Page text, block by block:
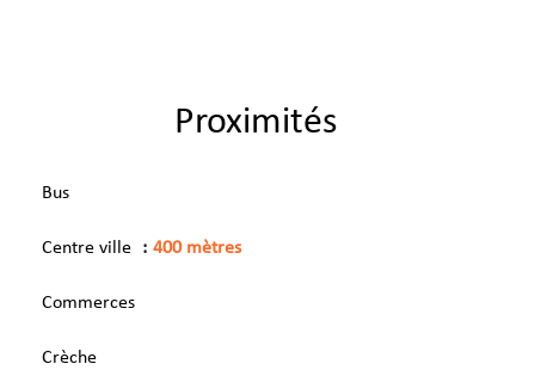
Proximités
Bus
Centre ville 400 mètres
Commerces
Crèche